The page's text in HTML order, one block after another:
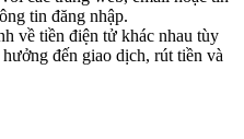
tin đăng nhập.
về tiền điện tử khác nhau tùy
đến giao dịch, rút tiền và